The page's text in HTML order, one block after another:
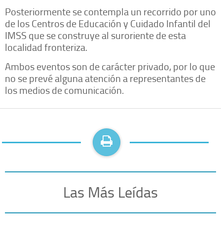
Posteriormente se contempla un recorrido por uno
de los Centros de Educación y Cuidado Infantil del
IMSS que se construye al suroriente de esta
localidad fronteriza.
Ambos eventos son de carácter privado, por lo que
no se prevé alguna atención a representantes de
los medios de comunicación.
Las Más Leídas